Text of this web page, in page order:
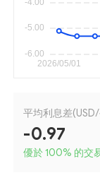
平均利息差
-0.97
優於 100% 的交